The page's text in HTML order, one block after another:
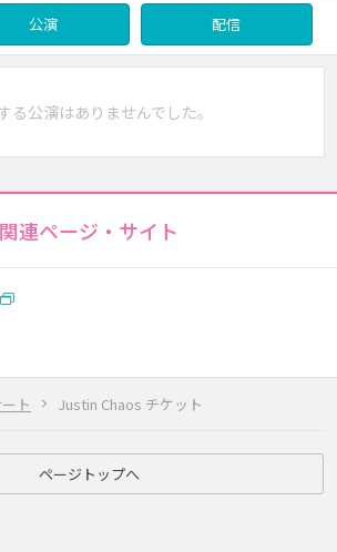
ト Justin Chaos チケット
公演 配信
る公演はありませんでした。
関連ページ・サイト
ページトップへ